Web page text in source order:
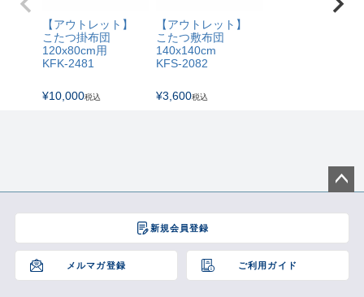
【アウトレット】
こたつ掛布団
120x80cm用
KFK-2481
¥10,000税込
【アウトレット】
こたつ敷布団
140x140cm
KFS-2082
¥3,600税込
新規会員登録
メルマガ登録 ご利用ガイド
ジト
へ